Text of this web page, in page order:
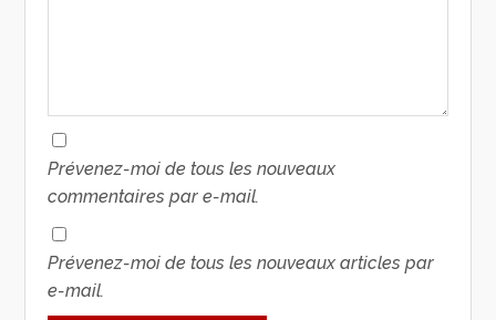
Prévenez-moi de tous les nouveaux
commentaires par e-mail.
Prévenez-moi de tous les nouveaux articles par
e-mail.